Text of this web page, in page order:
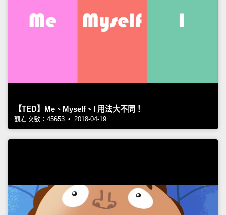
【TED】Me、Myself、I 用法大不同！
觀看次數：45653 • 2018-04-19